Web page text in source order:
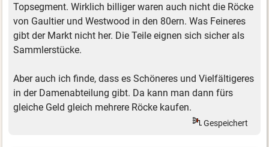
Topsegment. Wirklich billiger waren auch nicht die Röcke
von Gaultier und Westwood in den 80ern. Was Feineres
gibt der Markt nicht her. Die Teile eignen sich sicher als
Sammlerstücke.
Aber auch ich finde, dass es Schöneres und Vielfältigeres
in der Damenabteilung gibt. Da kann man dann fürs
gleiche Geld gleich mehrere Röcke kaufen.
Gespeichert